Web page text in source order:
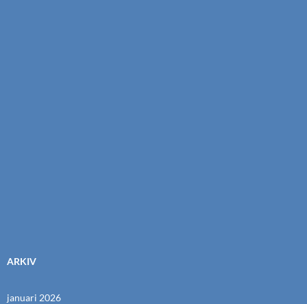
ARKIV
januari 2026